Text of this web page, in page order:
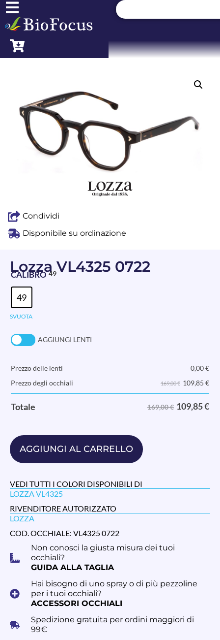
Condividi
Disponibile su ordinazione
Lozza VL4325 0722
CALIBRO 49
49
SVUOTA
AGGIUNGI LENTI
Prezzo delle lenti 0,00€
Prezzo degli occhiali
169,00 € 109,85 €
Totale 169,00 € 109,85€
AGGIUNGI AL CARRELLO
VEDI TUTTI I COLORI DISPONIBILI DI
LOZZA VL4325
RIVENDITORE AUTORIZZATO
LOZZA
COD. OCCHIALE: VL4325 0722
Non conosci la giusta misura dei tuoi
occhiali?
GUIDA ALLA TAGLIA
Hai bisogno di uno spray o di più pezzoline
per i tuoi occhiali?
ACCESSORI OCCHIALI
Spedizione gratuita per ordini maggiori di
99€